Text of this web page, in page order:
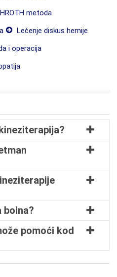
metoda
Lečenje diskus hernije
i operacija
bolna?
pomoći kod